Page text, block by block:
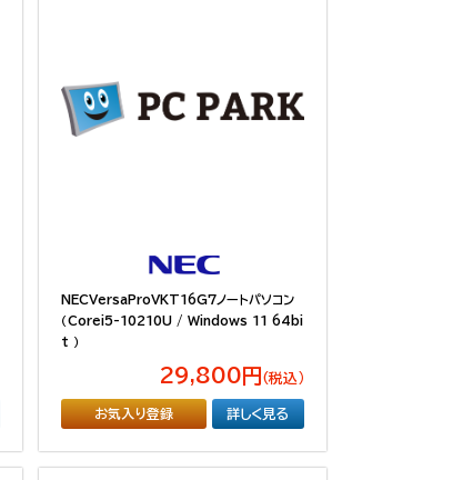
NECVersaProVKT16G7ノートパソコン
（Corei5-10210U / Windows 11 64bi
t ）
29,800円 （税込）
お気入り登録 詳しく見る